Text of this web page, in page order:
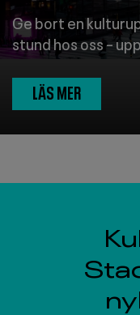
Ge bort en
stund hos oss –
LÄS MER